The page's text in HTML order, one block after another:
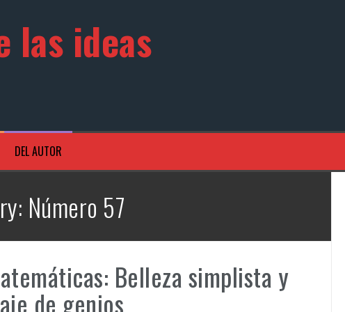
las ideas
DEL AUTOR
Número 57
Belleza simplista y
de genios